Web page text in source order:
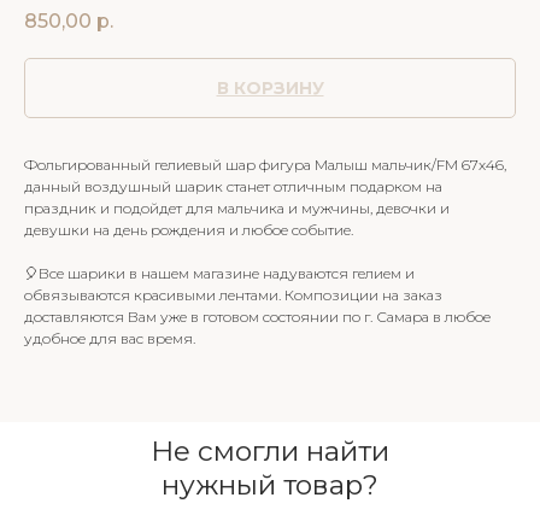
850,00 р.
В КОРЗИНУ
Фольгированный гелиевый шар фигура Малыш мальчик/FM 67х46,
данный воздушный шарик станет отличным подарком на
праздник и подойдет для мальчика и мужчины, девочки и
девушки на день рождения и любое событие.
🎈Все шарики в нашем магазине надуваются гелием и
обвязываются красивыми лентами. Композиции на заказ
доставляются Вам уже в готовом состоянии по г. Самара в любое
удобное для вас время.
Не смогли найти
нужный товар?